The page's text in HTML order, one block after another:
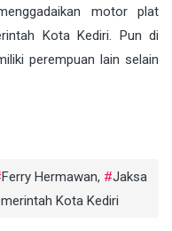
motor plat
Kota Kediri. Pun di
perempuan lain selain
Ferry Hermawan,
Jaksa
Kota Kediri